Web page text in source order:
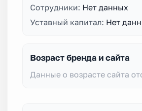
Сотрудники: Нет данных
Уставный капитал: Нет
Возраст бренда и сайта
Данные о возрасте сайта